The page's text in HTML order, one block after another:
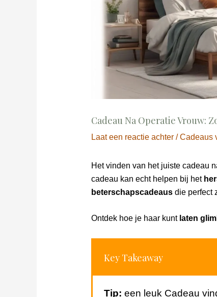
Cadeau Na Operatie Vrouw:
Laat een reactie achter /Cadeaus
Het vinden van het juiste cadeau
cadeau kan echt helpen bij het
beterschapscadeausdie perfect
Ontdek hoe je haar kunt laten
Key Takeaway
Tip: een leuk Cadeau